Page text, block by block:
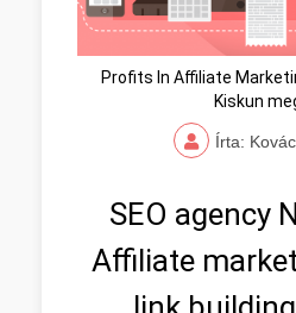
Profits In Affiliate
Kiskun
Írta:
SEO agency
Affiliate